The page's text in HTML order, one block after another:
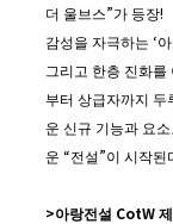
더 울브스”가 등장!
감성을 자극하는 ‘
그리고 한층 진화를
부터 상급자까지
운 신규 기능과 요
운 “전설”이 시작된
>아랑전설 CotW